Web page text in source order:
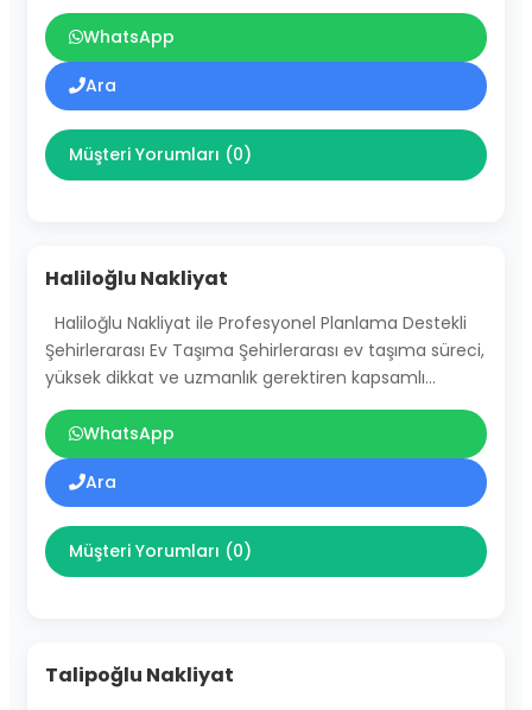
WhatsApp
Ara
Müşteri Yorumları (0)
Haliloğlu Nakliyat
Haliloğlu Nakliyat ile Profesyonel Planlama Destekli
Şehirlerarası Ev Taşıma Şehirlerarası ev taşıma süreci,
yüksek dikkat ve uzmanlık gerektiren kapsamlı…
WhatsApp
Ara
Müşteri Yorumları (0)
Talipoğlu Nakliyat